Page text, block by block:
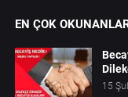
EN ÇOK
15